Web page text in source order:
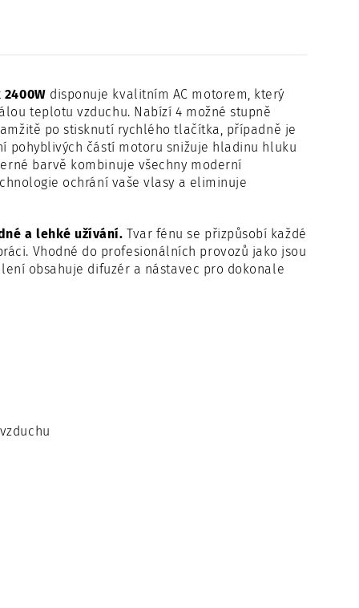
disponuje kvalitním AC motorem, který
teplotu vzduchu. Nabízí 4 možné stupně
po stisknutí rychlého tlačítka, případně je
pohyblivých částí motoru snižuje hladinu hluku
barvě kombinuje všechny moderní
ochrání vaše vlasy a eliminuje
a lehké užívání. Tvar fénu se přizpůsobí každé
Vhodné do profesionálních provozů jako jsou
obsahuje difuzér a nástavec pro dokonale